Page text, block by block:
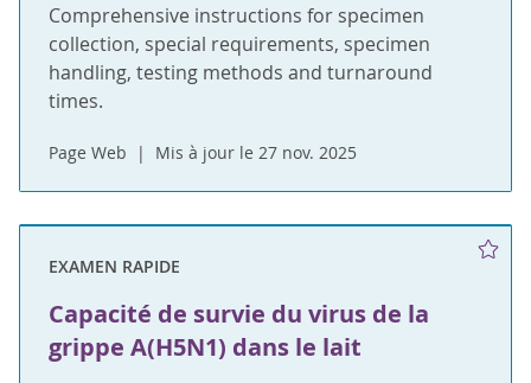
Comprehensive instructions for specimen
collection, special requirements, specimen
handling, testing methods and turnaround
times.
Page Web Mis à jour le 27 nov. 2025
EXAMEN RAPIDE
Capacité de survie du virus de la
grippe A(H5N1) dans le lait